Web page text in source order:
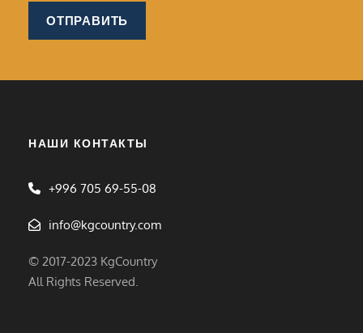
НАШИ КОНТАКТЫ
+996 705 69-55-08
info@kgcountry.com
© 2017-2023 KgCountry
All Rights Reserved.